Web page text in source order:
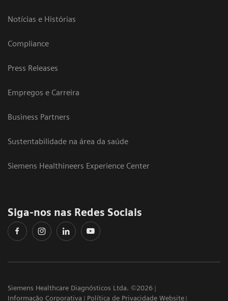
Notícias e Histórias
Compliance
Press Releases
Empregos e Carreira
Business Partners
Sustentabilidade na área da saúde
Siemens Healthineers Experience Center
Siga-nos nas Redes Sociais
Siemens Healthcare Diagnósticos Ltda. ©2026
Informação Corporativa
Política de Privacidade Website